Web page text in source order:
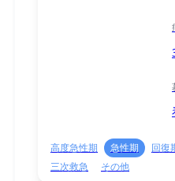
高度急性期 急性期 回復
三次救急
その他